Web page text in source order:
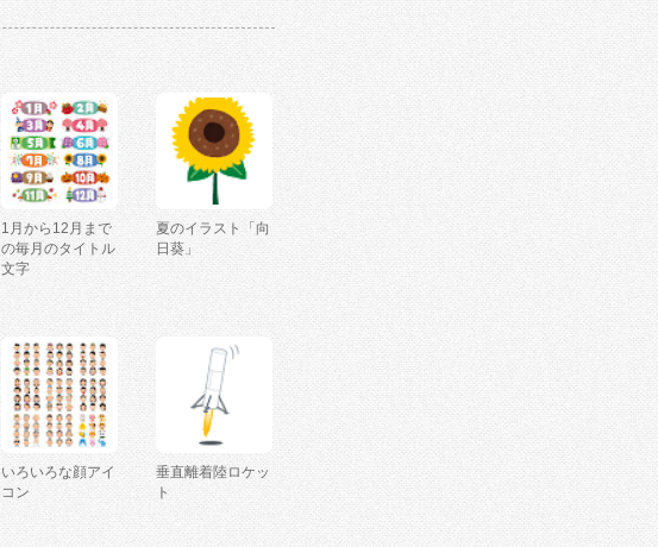
1月から12月まで
の毎月のタイトル
文字
夏のイラスト「向
日葵」
いろいろな顔アイ
コン
垂直離着陸ロケッ
ト